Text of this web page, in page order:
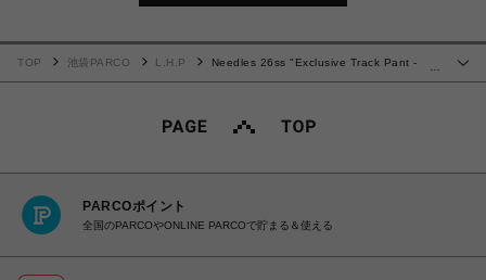
…
TOP 池袋PARCO L.H.P
Needles 26ss "Exclusive Track Pant -
PARCOポイント
全国のPARCOやONLINE PARCOで貯まる＆使える